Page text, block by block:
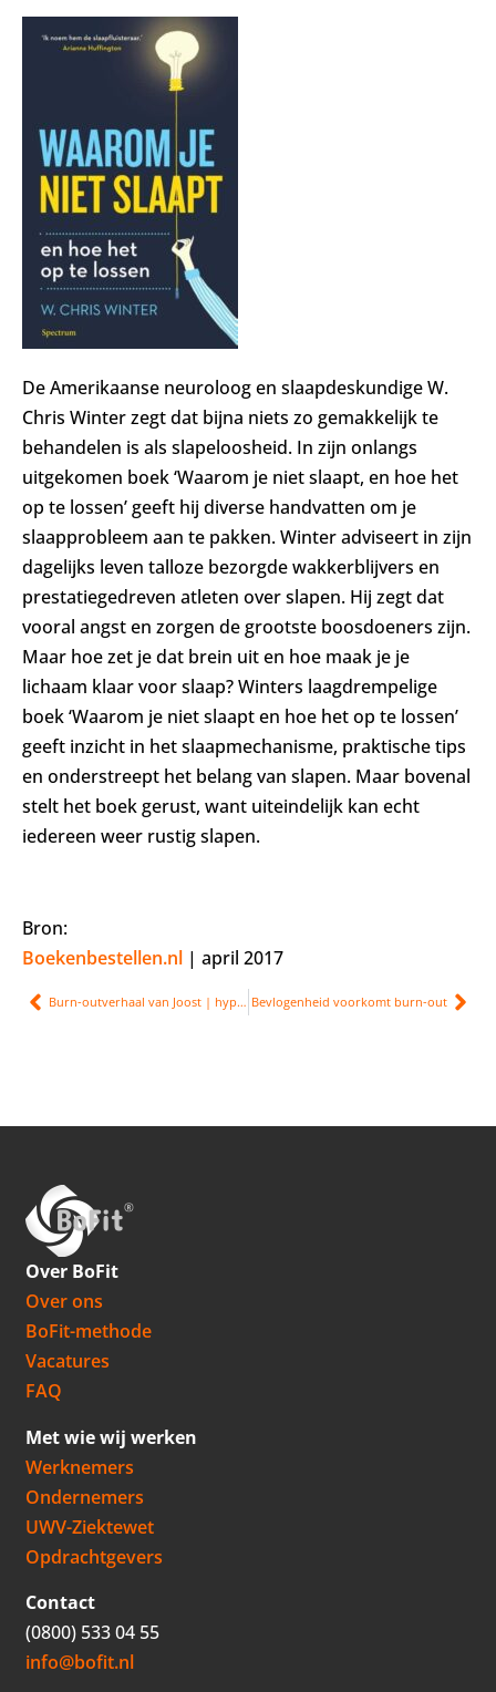
De Amerikaanse neuroloog en slaapdeskundige W.
Chris Winter zegt dat bijna niets zo gemakkelijk te
behandelen is als slapeloosheid. In zijn onlangs
uitgekomen boek ‘Waarom je niet slaapt, en hoe het
op te lossen’ geeft hij diverse handvatten om je
slaapprobleem aan te pakken. Winter adviseert in zijn
dagelijks leven talloze bezorgde wakkerblijvers en
prestatiegedreven atleten over slapen. Hij zegt dat
vooral angst en zorgen de grootste boosdoeners zijn.
Maar hoe zet je dat brein uit en hoe maak je je
lichaam klaar voor slaap? Winters laagdrempelige
boek ‘Waarom je niet slaapt en hoe het op te lossen’
geeft inzicht in het slaapmechanisme, praktische tips
en onderstreept het belang van slapen. Maar bovenal
stelt het boek gerust, want uiteindelijk kan echt
iedereen weer rustig slapen.
Bron:
Boekenbestellen.nl | april 2017
Burn-outverhaal van Joost | hyperventilatie en hoge hartslag Bevlogenheid voorkomt burn-out
Over BoFit
Over ons
BoFit-methode
Vacatures
FAQ
Met wie wij werken
Werknemers
Ondernemers
UWV-Ziektewet
Opdrachtgevers
Contact
(0800) 533 04 55
info@bofit.nl